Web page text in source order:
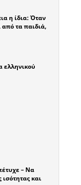
η ίδια: Όταν
από τα παιδιά,
ελληνικού
– Να
και